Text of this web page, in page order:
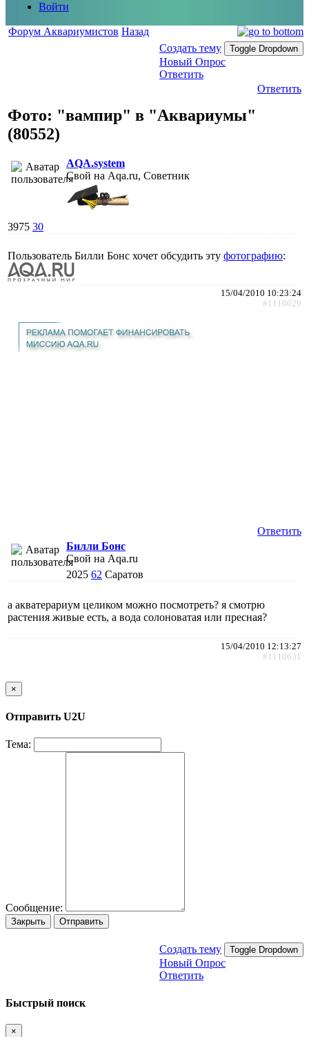
Войти
Форум Аквариумистов Назад
Создать тему
Toggle Dropdown
Новый Опрос
Ответить
Ответить
Фото: "вампир" в "Аквариумы"
(80552)
AQA.system
Свой на Aqa.ru, Советник
3975 30
Пользователь Билли Бонс хочет обсудить эту фотографию:
15/04/2010 10:23:24
#1110629
Ответить
Билли Бонс
Свой на Aqa.ru
2025 62 Саратов
а акватерариум целиком можно посмотреть? я смотрю
растения живые есть, а вода солоноватая или пресная?
15/04/2010 12:13:27
#1110631
×
Отправить U2U
Тема:
Сообщение:
Закрыть Отправить
Создать тему Toggle Dropdown
Новый Опрос
Ответить
Быстрый поиск
×